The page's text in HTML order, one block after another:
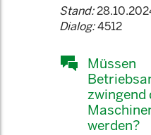
Stand:
Dialog:4512
Müssen
zwingend
werden?